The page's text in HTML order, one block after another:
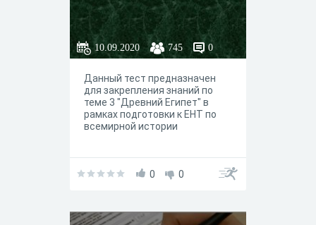
10.09.2020 745 0
Данный тест предназначен
для закрепления знаний по
теме 3 "Древний Египет" в
рамках подготовки к ЕНТ по
всемирной истории
0 0